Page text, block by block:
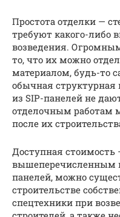
Простота отделки —
требуют какого-либо
возведения.
то, что их можно
материалом, будь-то
обычная структурная
из SIP-панелей не
отделочным работам
после их
Доступная стоимость
вышеперечисленным
панелей, можно
строительстве
спецтехники при